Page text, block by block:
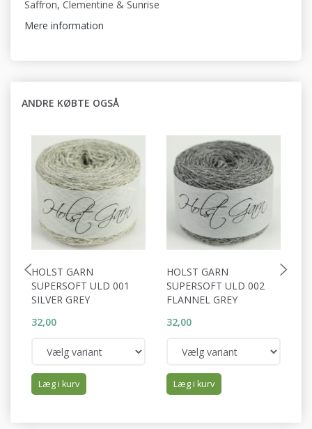
Saffron, Clementine & Sunrise
Mere information
ANDRE KØBTE OGSÅ
HOLST GARN
SUPERSOFT ULD 001
SILVER GREY
32,00
Læg i kurv
HOLST GARN
SUPERSOFT ULD 002
FLANNEL GREY
32,00
Læg i kurv